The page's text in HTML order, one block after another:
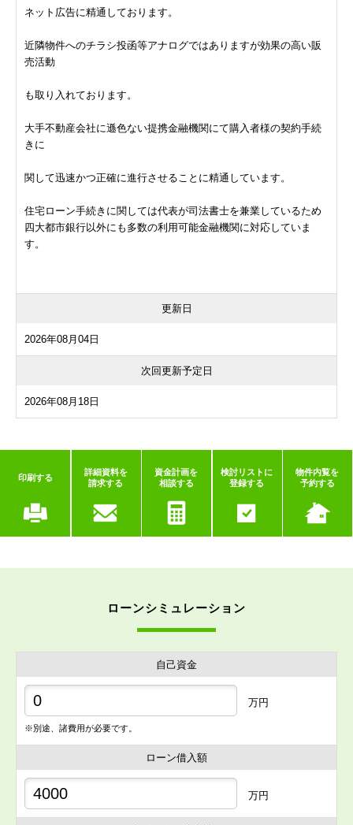
ネット広告に精通しております。
近隣物件へのチラシ投函等アナログではありますが効果の高い販
売活動
も取り入れております。
大手不動産会社に遜色ない提携金融機関にて購入者様の契約手続
きに
関して迅速かつ正確に進行させることに精通しています。
住宅ローン手続きに関しては代表が司法書士を兼業しているため
四大都市銀行以外にも多数の利用可能金融機関に対応していま
す。
更新日
2026年08月04日
次回更新予定日
2026年08月18日
印刷する
詳細資料を
請求する
資金計画を
相談する
検討リストに
登録する
物件内覧を
予約する
ローンシミュレーション
自己資金
万円
※別途、諸費用が必要です。
ローン借入額
万円